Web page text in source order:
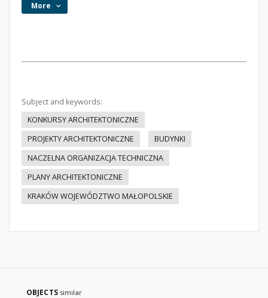
More
Subject and keywords:
KONKURSY ARCHITEKTONICZNE
PROJEKTY ARCHITEKTONICZNE
BUDYNKI
NACZELNA ORGANIZACJA TECHNICZNA
PLANY ARCHITEKTONICZNE
KRAKÓW WOJEWÓDZTWO MAŁOPOLSKIE
OBJECTS similar